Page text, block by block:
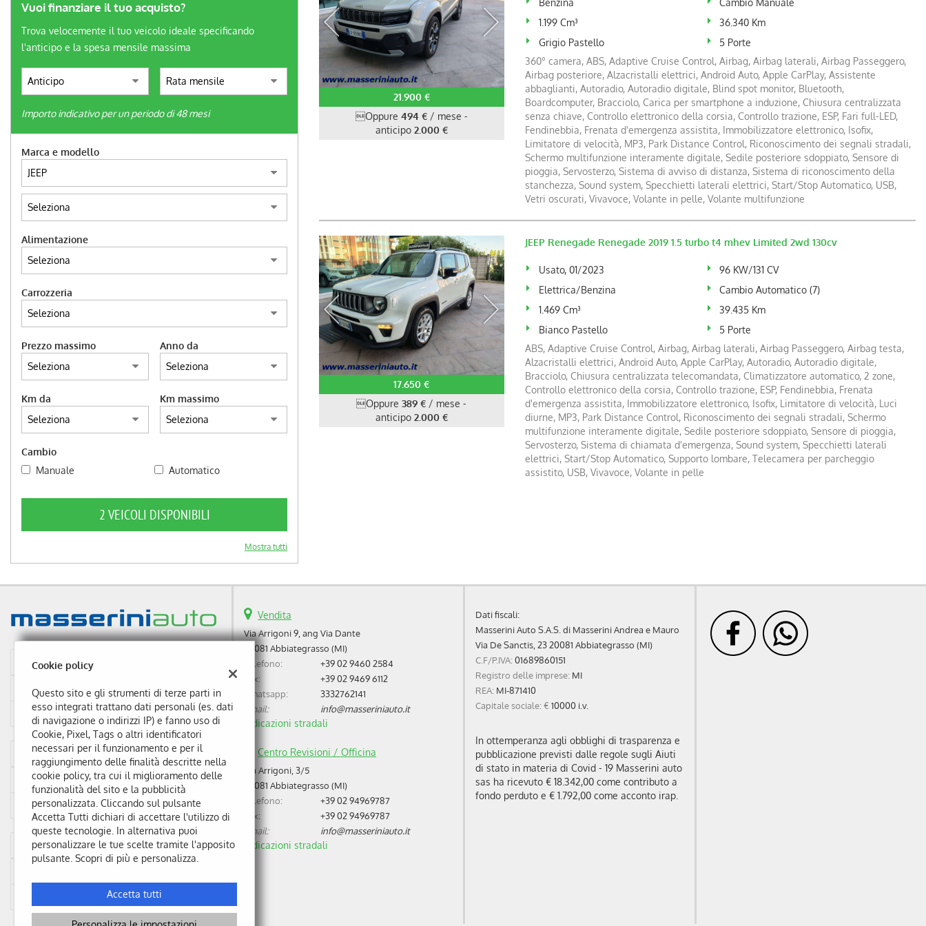
CONTATTI
NEWS
AREA COMMERCIANTI
Vuoi finanziare il tuo acquisto?
Trova velocemente il tuo veicolo ideale specificando
l'anticipo e la spesa mensile massima
Importo indicativo per un periodo di 48 mesi
Marca e modello
Alimentazione
Carrozzeria
Prezzo massimo Anno da
Km da Km massimo
Cambio
Manuale
Automatico
2 VEICOLI DISPONIBILI
Mostra tutti
21.900 €
Oppure 494 €/ mese -
anticipo 2.000 €
Benzina
Cambio Manuale
1.199 Cm³
36.340 Km
Grigio Pastello
5 Porte
360° camera, ABS, Adaptive Cruise Control, Airbag, Airbag laterali, Airbag Passeggero,
Airbag posteriore, Alzacristalli elettrici, Android Auto, Apple CarPlay, Assistente
abbaglianti, Autoradio, Autoradio digitale, Blind spot monitor, Bluetooth,
Boardcomputer, Bracciolo, Carica per smartphone a induzione, Chiusura centralizzata
senza chiave, Controllo elettronico della corsia, Controllo trazione, ESP, Fari full-LED,
Fendinebbia, Frenata d'emergenza assistita, Immobilizzatore elettronico, Isofix,
Limitatore di velocità, MP3, Park Distance Control, Riconoscimento dei segnali stradali,
Schermo multifunzione interamente digitale, Sedile posteriore sdoppiato, Sensore di
pioggia, Servosterzo, Sistema di avviso di distanza, Sistema di riconoscimento della
stanchezza, Sound system, Specchietti laterali elettrici, Start/Stop Automatico, USB,
Vetri oscurati, Vivavoce, Volante in pelle, Volante multifunzione
17.650 €
Oppure389 € / mese -
anticipo 2.000 €
JEEP Renegade Renegade 2019 1.5 turbo t4 mhev Limited 2wd 130cv
Usato, 01/2023
96 KW/131 CV
Elettrica/Benzina
Cambio Automatico (7)
1.469 Cm³
39.435 Km
Bianco Pastello
5 Porte
ABS, Adaptive Cruise Control, Airbag, Airbag laterali, Airbag Passeggero, Airbag testa,
Alzacristalli elettrici, Android Auto, Apple CarPlay, Autoradio, Autoradio digitale,
Bracciolo, Chiusura centralizzata telecomandata, Climatizzatore automatico, 2 zone,
Controllo elettronico della corsia, Controllo trazione, ESP, Fendinebbia, Frenata
d'emergenza assistita, Immobilizzatore elettronico, Isofix, Limitatore di velocità, Luci
diurne, MP3, Park Distance Control, Riconoscimento dei segnali stradali, Schermo
multifunzione interamente digitale, Sedile posteriore sdoppiato, Sensore di pioggia,
Servosterzo, Sistema di chiamata d'emergenza, Sound system, Specchietti laterali
elettrici, Start/Stop Automatico, Supporto lombare, Telecamera per parcheggio
assistito, USB, Vivavoce, Volante in pelle
Orari vendite
Lunedì al Venerdì 09:00 - 12:30 / 14:30-19:00
Sabato: 09:00 - 12:30
Officina
Lunedì al Venerdì 08:00 - 12:00 / 14:00-18:00
Sabato: 08:30 - 12:00
Centro revisioni
08:30 - 12:00
Vendita
Via Arrigoni 9, ang Via Dante
20081 Abbiategrasso (MI)
Telefono:
+39 02 9460 2584
Fax:
+39 02 9469 6112
Whatsapp:
3332762141
Email:
info@masseriniauto.it
Indicazioni stradali
Centro Revisioni / Officina
Via Arrigoni, 3/5
20081 Abbiategrasso (MI)
Telefono:
+39 02 94969787
Fax:
+39 02 94969787
Email:
info@masseriniauto.it
Indicazioni stradali
Dati fiscali:
Masserini Auto S.A.S. di Masserini Andrea e Mauro
Via De Sanctis, 23 20081 Abbiategrasso (MI)
C.F/P.IVA:01689860151
Registro delle imprese: MI
REA: MI-871410
Capitale sociale: € 10000 i.v.
In ottemperanza agli obblighi di trasparenza e
pubblicazione previsti dalle regole sugli Aiuti
di stato in materia di Covid - 19 Masserini auto
sas ha ricevuto € 18.342,00 come contributo a
fondo perduto e € 1.792,00 come acconto irap.
Cookie policy
Questo sito e gli strumenti di terze parti in
esso integrati trattano dati personali (es. dati
di navigazione o indirizzi IP) e fanno uso di
Cookie, Pixel, Tags o altri identificatori
necessari per il funzionamento e per il
raggiungimento delle finalità descritte nella
cookie policy, tra cui il miglioramento delle
funzionalità del sito e la pubblicità
personalizzata. Cliccando sul pulsante
Accetta Tutti dichiari di accettare l'utilizzo di
queste tecnologie. In alternativa puoi
personalizzare le tue scelte tramite l'apposito
pulsante. Scopri di più e personalizza.
Accetta tutti
tracciamento
adottiamo
per
funzionalità
svolgere
di
seguito
descritte.
Per
ottenere
maggiori
informazioni
funzionamento
di
tracciamento
alla
cookie
policy.
rivedere
e
le
Cookie necessari
Cookie delle preferenze
Cookie per il miglioramento dell'esperienza utente
Cookie analitici
Cookie di marketing
Leggi
la